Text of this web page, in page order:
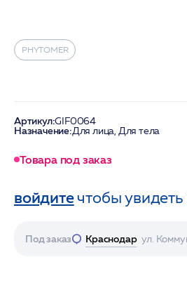
PHYTOMER
Артикул:GIF0064
Назначение:Для лица, Для тела
Товара под заказ
войдитечтобы
Под заказ Краснодар ул.